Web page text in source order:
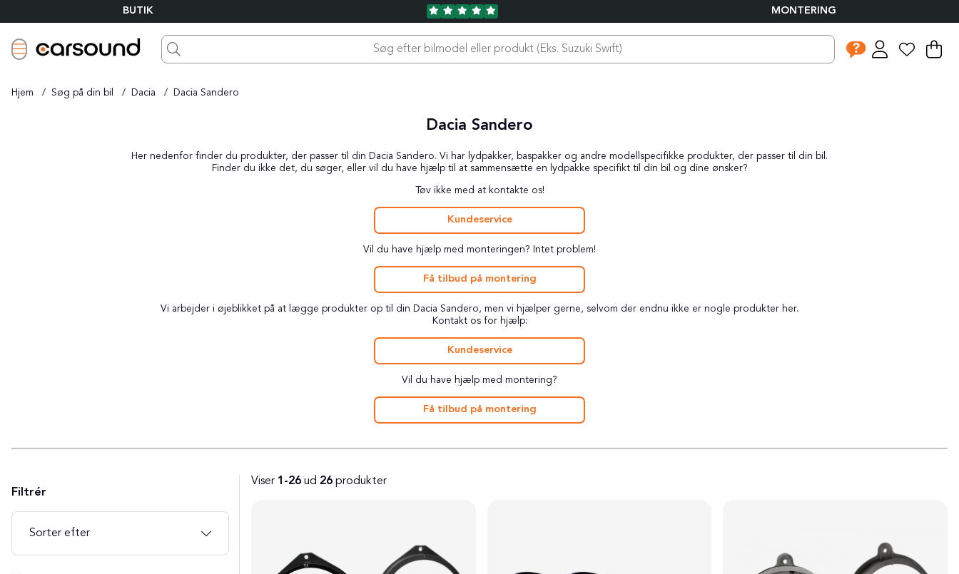
BUTIK MONTERING
.
Hjem Søg på din bil Dacia Dacia Sandero
Dacia Sandero
Her nedenfor finder du produkter, der passer til din Dacia Sandero. Vi har lydpakker, baspakker og andre modellspecifikke produkter, der passer til din bil.
Finder du ikke det, du søger, eller vil du have hjælp til at sammensætte en lydpakke specifikt til din bil og dine ønsker?
Tøv ikke med at kontakte os!
Kundeservice
Vil du have hjælp med monteringen? Intet problem!
Få tilbud på montering
Vi arbejder i øjeblikket på at lægge produkter op til din Dacia Sandero, men vi hjælper gerne, selvom der endnu ikke er nogle produkter her.
Kontakt os for hjælp:
Kundeservice
Vil du have hjælp med montering?
Få tilbud på montering
Filtrér
Sorter efter
Viser 1-26 ud 26 produkter